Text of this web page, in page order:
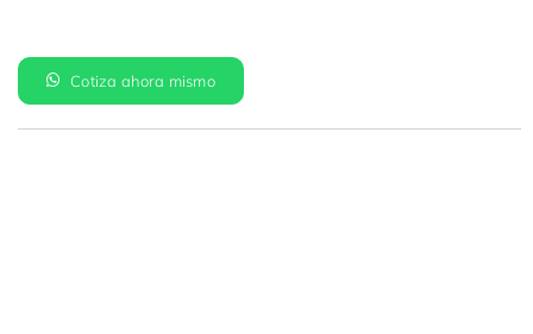
Cotiza ahora mismo